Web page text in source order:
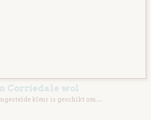
Corriedale wol
kleur is geschikt om…